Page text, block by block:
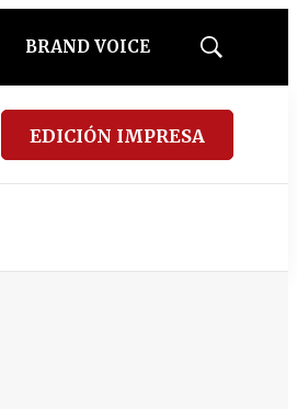
BRAND VOICE
Mostrar
EDICIÓN IMPRESA